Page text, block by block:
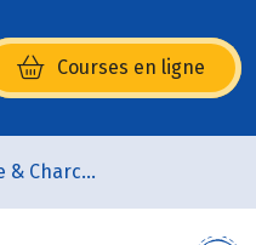
Courses en ligne
Boucherie & Charcuterie